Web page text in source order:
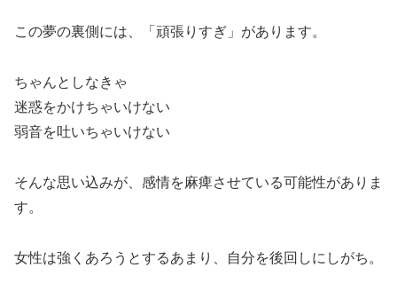
この夢の裏側には、「頑張りすぎ」があります。
ちゃんとしなきゃ
迷惑をかけちゃいけない
弱音を吐いちゃいけない
そんな思い込みが、感情を麻痺させている可能性がありま
す。
女性は強くあろうとするあまり、自分を後回しにしがち。